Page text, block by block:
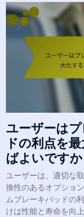
ユーザーは
ドの利点を
ばよいですか
ユーザーは、適切な
換性のあるオプショ
ムブレーキパッドの
けは性能と寿命を向